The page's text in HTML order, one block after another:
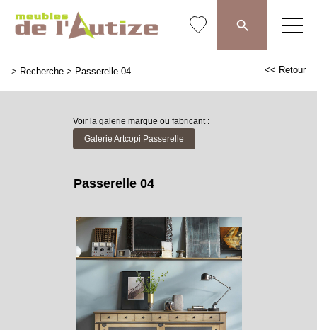
> Recherche > Passerelle 04 << Retour
Voir la galerie marque ou fabricant :
Galerie Artcopi Passerelle
Passerelle 04